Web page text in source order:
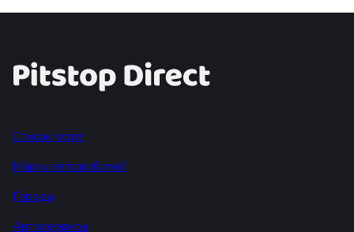
Список услуг
Марки автомобилей
Города
Автосервисы